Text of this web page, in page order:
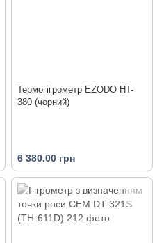
Термогігрометр EZODO HT-
380 (чорний)
6 380.00 грн